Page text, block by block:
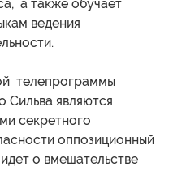
а также обучает
ведения
телепрограммы
являются
секретного
оппозиционный
о вмешательстве